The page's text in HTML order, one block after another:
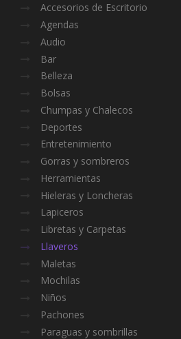
Accesorios de Escritorio
Agendas
Audio
Bar
Belleza
Bolsas
Chumpas y Chalecos
Deportes
Entretenimiento
Gorras y sombreros
Herramientas
Hieleras y Loncheras
Lapiceros
Libretas y Carpetas
Llaveros
Maletas
Mochilas
Niños
Pachones
Paraguas y sombrillas